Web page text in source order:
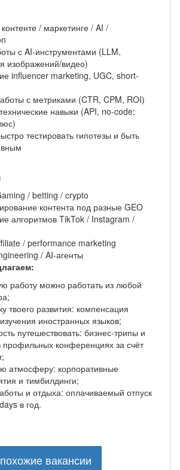
/ маркетинге / AI /
с AI-инструментами (LLM,
изображений/видео)
influencer marketing, UGC, short-
с метриками (CTR, CPM, ROI)
навыки (API, no-code;
тестировать гипотезы и быть
/ betting / crypto
контента под разные GEO
алгоритмов TikTok / Instagram /
/ performance marketing
/ AI-агенты
работу можно работать из любой
твоего развития: компенсация
иностранных языков;
путешествовать: бизнес-трипы и
профильных конференциях за счёт
атмосферу: корпоративные
и тимбилдинги;
и отдыха: оплачиваемый отпуск
в год.
вакансии